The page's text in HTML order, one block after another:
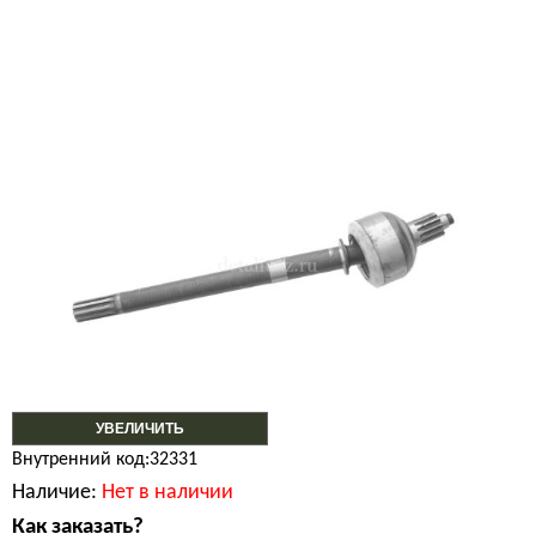
УВЕЛИЧИТЬ
Внутренний код:32331
Наличие: Нет в наличии
Как заказать?